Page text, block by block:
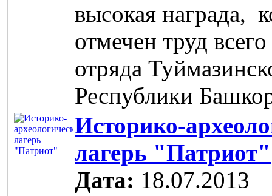
высокая награда,
отмечен труд
отряда
Республики
Историко-
лагерь "Патриот"
Дата: 18.07.2013